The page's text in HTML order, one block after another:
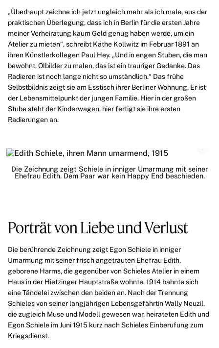
„Überhaupt zeichne ich jetzt ungleich mehr als ich male, aus der
praktischen Überlegung, dass ich in Berlin für die ersten Jahre
meiner Verheiratung kaum Geld genug haben werde, um ein
Atelier zu mieten“, schreibt Käthe Kollwitz im Februar 1891 an
ihren Künstlerkollegen Paul Hey. „Und in engen Stuben, die man
bewohnt, Ölbilder zu malen, das ist ein trauriger Gedanke. Das
Radieren ist noch lange nicht so umständlich.“ Das frühe
Selbstbildnis zeigt sie am Esstisch ihrer Berliner Wohnung. Er ist
der Lebensmittelpunkt der jungen Familie. Hier in der großen
Stube steht der Kinderwagen, hier fertigt sie ihre ersten
Radierungen an.
Die Zeichnung zeigt Schiele in inniger Umarmung mit seiner
Ehefrau Edith. Dem Paar war kein Happy End beschieden.
Porträt von Liebe und Verlust
Die berührende Zeichnung zeigt Egon Schiele in inniger
Umarmung mit seiner frisch angetrauten Ehefrau Edith,
geborene Harms, die gegenüber von Schieles Atelier in einem
Haus in der Hietzinger Hauptstraße wohnte. 1914 bahnte sich
eine Tändelei zwischen den beiden an. Nach der Trennung
Schieles von seiner langjährigen Lebensgefährtin Wally Neuzil,
die zugleich Muse und Modell gewesen war, heirateten Edith und
Egon Schiele im Juni 1915 kurz nach Schieles Einberufung zum
Kriegsdienst.